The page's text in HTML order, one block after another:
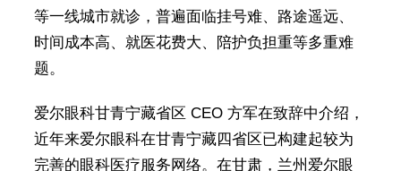
等一线城市就诊，普遍面临挂号难、路途遥远、
时间成本高、就医花费大、陪护负担重等多重难
题。
爱尔眼科甘青宁藏省区 CEO 方军在致辞中介绍，
近年来爱尔眼科在甘青宁藏四省区已构建起较为
完善的眼科医疗服务网络。在甘肃，兰州爱尔眼